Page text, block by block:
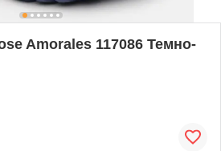
Amorales 117086 Темно-